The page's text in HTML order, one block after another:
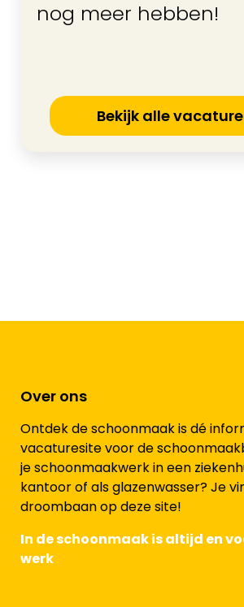
nog meer hebben!
Bekijk alle
Over ons
Ontdek de schoonmaak is dé
vacaturesite voor de
je schoonmaakwerk in een
kantoor of als glazenwasser? Je
droombaan op deze site!
In de schoonmaak is altijd en
werk